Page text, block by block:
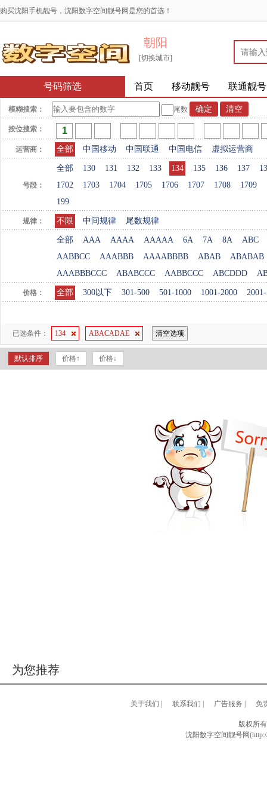
购买沈阳手机靓号，沈阳数字空间靓号网是您的首选！
朝阳
[切换城市]
号码筛选 首页 移动靓号 联通靓号
模糊搜索： 尾数
按位搜索：
运营商： 全部 中国移动 中国联通 中国电信 虚拟运营商
号段：
全部 130 131 132 133 134 135 136 137
1702
1703 1704 1705 1706 1707 1708 1709
199
规律： 不限 中间规律 尾数规律
全部 AAA AAAA AAAAA 6A 7A 8A
ABC
AABBCC
AAABBB AAAABBBB ABAB
ABABAB
AAABBBCCC
ABABCCC AABBCCC ABCDDD
价格： 全部 300以下 301-500 501-1000 1001-2000
已选条件： 134 ABACADAE 清空选项
默认排序 价格↑ 价格↓
为您推荐
关于我们 联系我们 广告服务 免
版权所
沈阳数字空间靓号网